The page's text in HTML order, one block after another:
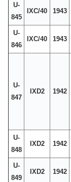
U-
845
IXC/40 1943
U-
846
IXC/40 1943
U-
847
IXD2 1942
U-
848
IXD2 1942
U-
849
IXD2 1942